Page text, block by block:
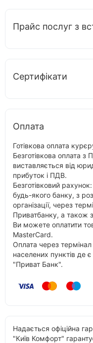
Прайс послуг з
Сертифікати
Оплата
Готівкова оплата
Безготівкова оплата
виставляється від
прибуток і ПДВ.
Безготівковий
будь-якого банку, з
організації, через
Приватбанку, а також
Ви можете оплатити
MasterCard.
Оплата через
населених пунктів де
"Приват Банк".
Надається офіційна
"Київ Комфорт"